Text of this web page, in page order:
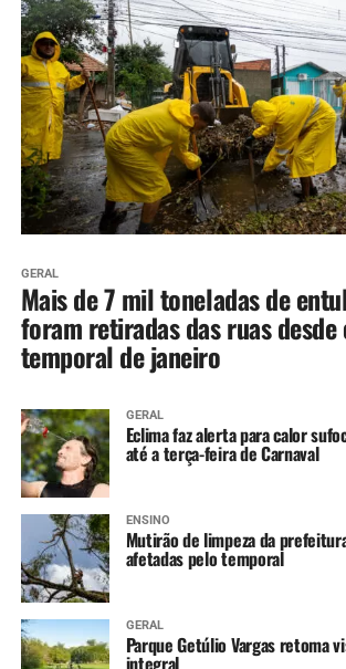
GERAL
Mais de 7 mil toneladas de
foram retiradas das ruas desde
temporal de janeiro
GERAL
Eclima faz alerta para calor
até a terça-feira de Carnaval
ENSINO
Mutirão de limpeza da
afetadas pelo temporal
GERAL
Parque Getúlio Vargas retoma